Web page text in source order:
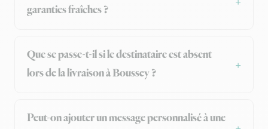
garanties fraîches ?
Que se passe-t-il si le destinataire est absent
lors de la livraison à Boussey ?
Peut-on ajouter un message personnalisé à une